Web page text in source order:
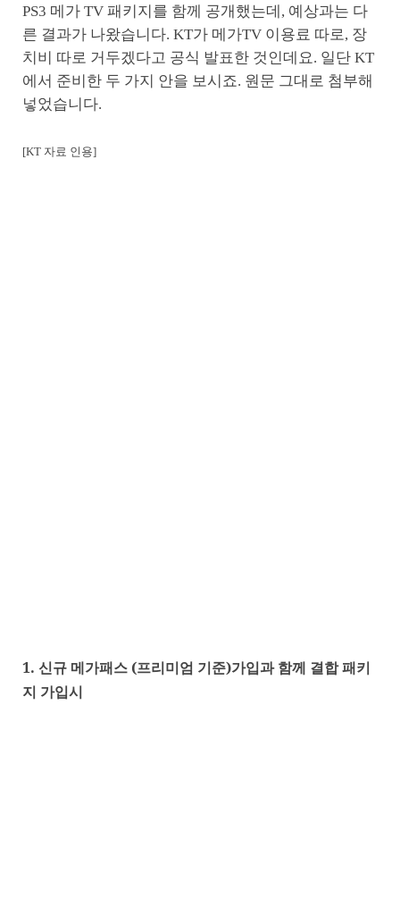
PS3 메가 TV 패키지를 함께 공개했는데, 예상과는 다
른 결과가 나왔습니다. KT가 메가TV 이용료 따로, 장
치비 따로 거두겠다고 공식 발표한 것인데요. 일단 KT
에서 준비한 두 가지 안을 보시죠. 원문 그대로 첨부해
넣었습니다.
[KT 자료 인용]
1. 신규 메가패스(프리미엄 기준)가입과 함께 결합 패키
지 가입시